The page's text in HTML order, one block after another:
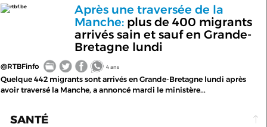
rtbf.be
Après une traversée de la
Manche:plus de 400 migrants
arrivés sain et sauf en Grande-
Bretagne lundi
@RTBFinfo 4 ans
Quelque 442 migrants sont arrivés en Grande-Bretagne lundi après
avoir traversé la Manche, a annoncé mardi le ministère...
SANTÉ